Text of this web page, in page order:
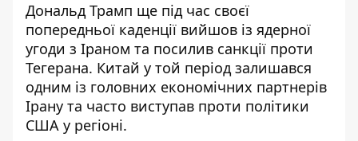
Дональд Трамп ще під час своєї
попередньої каденції вийшов із ядерної
угоди з Іраном та посилив санкції проти
Тегерана. Китай у той період залишався
одним із головних економічних партнерів
Ірану та часто виступав проти політики
США у регіоні.